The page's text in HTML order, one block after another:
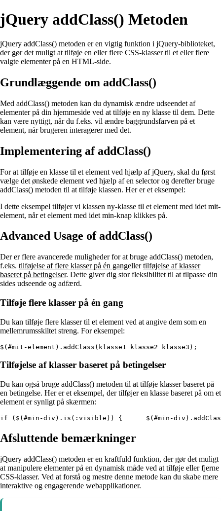
jQuery addClass() Metoden
jQuery addClass() metoden er en vigtig funktion i jQuery-biblioteket,
der gør det muligt at tilføje en eller flere CSS-klasser til et eller flere
valgte elementer på en HTML-side.
Grundlæggende om addClass()
Med addClass() metoden kan du dynamisk ændre udseendet af
elementer på din hjemmeside ved at tilføje en ny klasse til dem. Dette
kan være nyttigt, når du f.eks. vil ændre baggrundsfarven på et
element, når brugeren interagerer med det.
Implementering af addClass()
For at tilføje en klasse til et element ved hjælp af jQuery, skal du først
vælge det ønskede element ved hjælp af en selector og derefter bruge
addClass() metoden til at tilføje klassen. Her er et eksempel:
I dette eksempel tilføjer vi klassen ny-klasse til et element med idet mit-
element, når et element med idet min-knap klikkes på.
Advanced Usage of addClass()
Der er flere avancerede muligheder for at bruge addClass() metoden,
f.eks. tilføjelse af flere klasser på én gangellertilføjelse af klasser
baseret på betingelser. Dette giver dig stor fleksibilitet til at tilpasse din
sides udseende og adfærd.
Tilføje flere klasser på én gang
Du kan tilføje flere klasser til et element ved at angive dem som en
mellemrumsskiltet streng. For eksempel:
$(#mit-element).addClass(klasse1 klasse2 klasse3);
Tilføjelse af klasser baseret på betingelser
Du kan også bruge addClass() metoden til at tilføje klasser baseret på
en betingelse. Her er et eksempel, der tilføjer en klasse baseret på om et
element er synligt på skærmen:
if ($(#min-div).is(:visible)) {      $(#min-
Afsluttende bemærkninger
jQuery addClass() metoden er en kraftfuld funktion, der gør det muligt
at manipulere elementer på en dynamisk måde ved at tilføje eller fjerne
CSS-klasser. Ved at forstå og mestre denne metode kan du skabe mere
interaktive og engagerende webapplikationer.